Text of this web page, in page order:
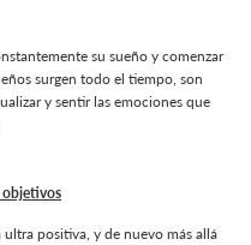
su sueño y comenzar
surgen todo el tiempo, son
y sentir las emociones que
objetivos
positiva, y de nuevo más allá